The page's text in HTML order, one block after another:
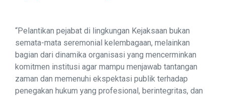
“Pelantikan pejabat di lingkungan Kejaksaan bukan
semata-mata seremonial kelembagaan, melainkan
bagian dari dinamika organisasi yang mencerminkan
komitmen institusi agar mampu menjawab tantangan
zaman dan memenuhi ekspektasi publik terhadap
penegakan hukum yang profesional, berintegritas, dan